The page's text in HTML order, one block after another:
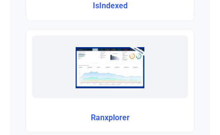
IsIndexed
Ranxplorer